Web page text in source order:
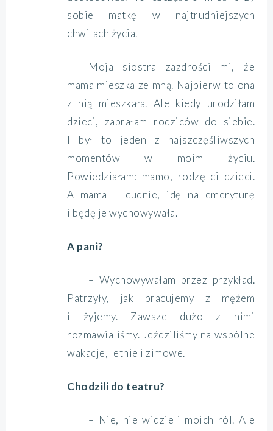
sobie matkę w najtrudniejszych
chwilach życia.
Moja siostra zazdrości mi, że
mama mieszka ze mną. Najpierw to ona
z nią mieszkała. Ale kiedy urodziłam
dzieci, zabrałam rodziców do siebie.
I był to jeden z najszczęśliwszych
momentów w moim życiu.
Powiedziałam: mamo, rodzę ci dzieci.
A mama – cudnie, idę na emeryturę
i będę je wychowywała.
A pani?
– Wychowywałam przez przykład.
Patrzyły, jak pracujemy z mężem
i żyjemy. Zawsze dużo z nimi
rozmawialiśmy. Jeździliśmy na wspólne
wakacje, letnie i zimowe.
Chodzili do teatru?
– Nie, nie widzieli moich ról. Ale